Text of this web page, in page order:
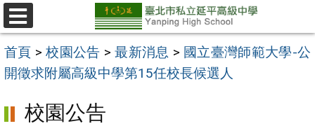
跳
至
主
要
選
單
首頁 >校園公告 >最新消息 > 國立臺灣師範大學-公
開徵求附屬高級中學第15任校長候選人
校園公告